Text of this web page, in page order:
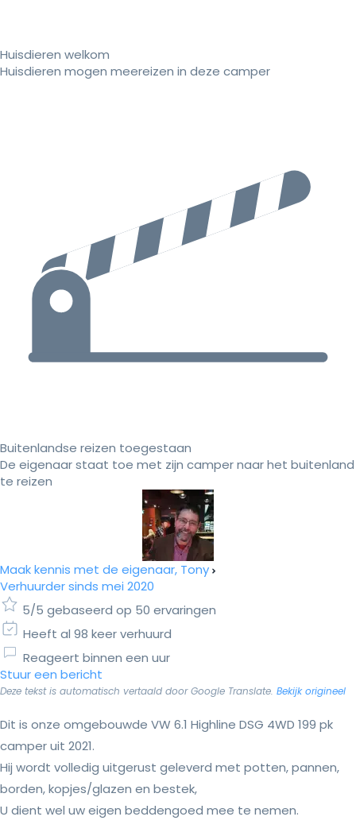
Huisdieren welkom
Huisdieren mogen meereizen in deze camper
Buitenlandse reizen toegestaan
De eigenaar staat toe met zijn camper naar het buitenland
te reizen
Maak kennis met de eigenaar, Tony
Verhuurder sinds mei 2020
5/5 gebaseerd op 50 ervaringen
Heeft al 98 keer verhuurd
Reageert binnen een uur
Stuur een bericht
Deze tekst is automatisch vertaald door Google Translate. Bekijk origineel
Dit is onze omgebouwde VW 6.1 Highline DSG 4WD 199 pk
camper uit 2021.
Hij wordt volledig uitgerust geleverd met potten, pannen,
borden, kopjes/glazen en bestek,
U dient wel uw eigen beddengoed mee te nemen.